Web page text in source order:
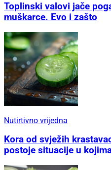
Toplinski valovi jače
muškarce. Evo i zašto
Nutirtivno vrijedna
Kora od svježih
postoje situacije u